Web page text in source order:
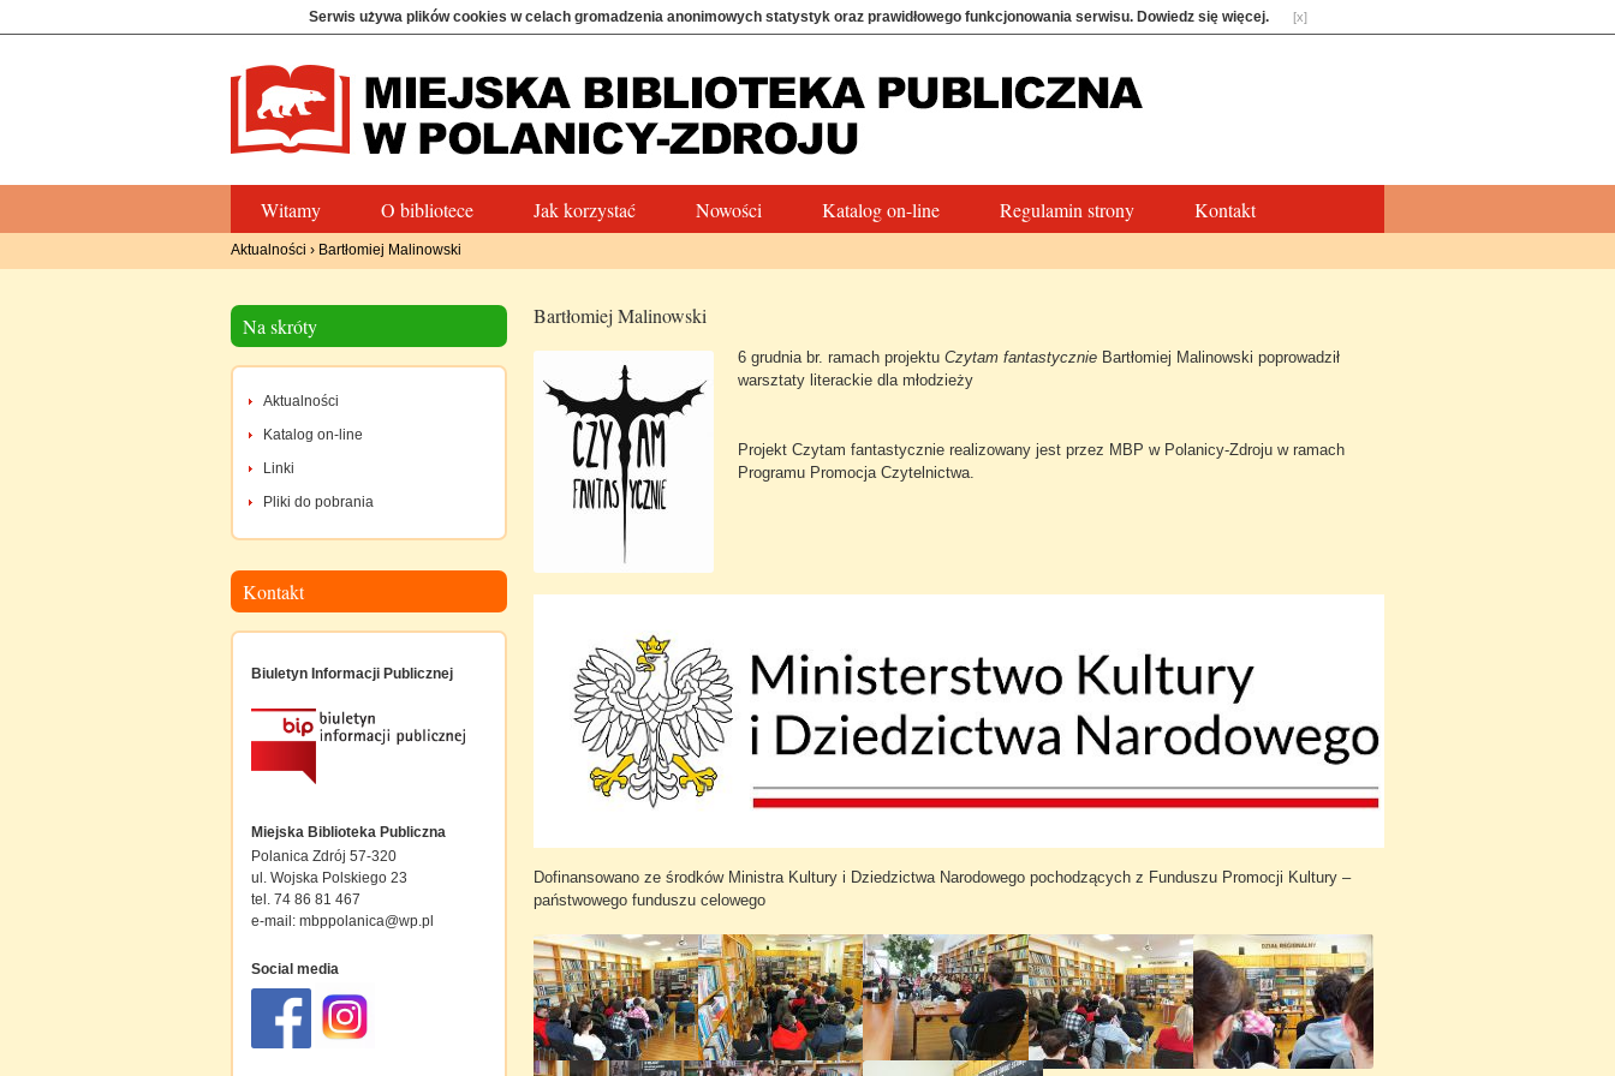
Serwis używa plików cookies w celach gromadzenia anonimowych statystyk oraz prawidłowego funkcjonowania serwisu. Dowiedz się więcej. [x]
Witamy O bibliotece Jak korzystać Nowości Katalog on-line Regulamin strony Kontakt
Aktualności › Bartłomiej Malinowski
Na skróty
Aktualności
Katalog on-line
Linki
Pliki do pobrania
Kontakt
Biuletyn Informacji Publicznej
Miejska Biblioteka Publiczna
Polanica Zdrój 57-320
ul. Wojska Polskiego 23
tel. 74 86 81 467
e-mail: mbppolanica@wp.pl
Social media
Bartłomiej Malinowski
6 grudnia br. ramach projektu Czytam fantastycznie Bartłomiej Malinowski poprowadził
warsztaty literackie dla młodzieży
Projekt Czytam fantastycznie realizowany jest przez MBP w Polanicy-Zdroju w ramach
Programu Promocja Czytelnictwa.
Dofinansowano ze środków Ministra Kultury i Dziedzictwa Narodowego pochodzących z Funduszu Promocji Kultury –
państwowego funduszu celowego